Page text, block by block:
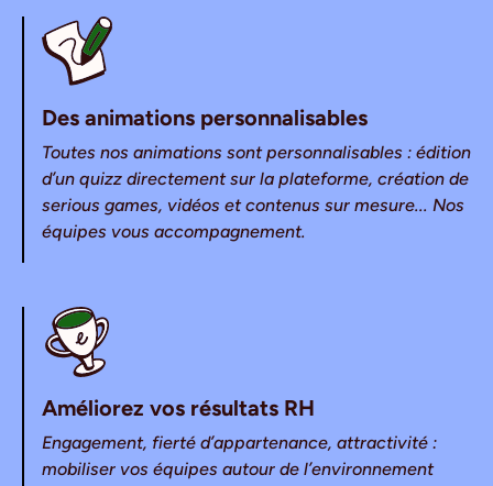
Des animations personnalisables
Toutes nos animations sont personnalisables : édition
d’un quizz directement sur la plateforme, création de
serious games, vidéos et contenus sur mesure... Nos
équipes vous accompagnement.
Améliorez vos résultats RH
Engagement, fierté d’appartenance, attractivité :
mobiliser vos équipes autour de l’environnement